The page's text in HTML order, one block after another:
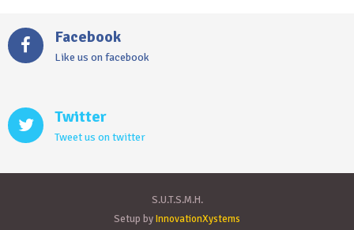
Facebook
Like us on facebook
Twitter
Tweet us on twitter
S.U.T.S.M.H.
Setup byInnovationXystems